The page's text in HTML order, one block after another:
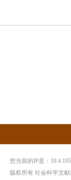
您当前的IP是：
版权所有 社会科学文